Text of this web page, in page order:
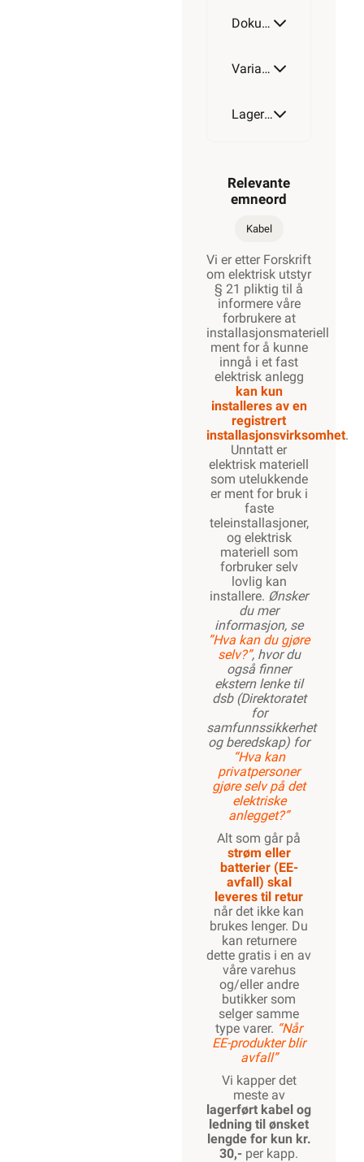
Dokumentasjon
Varianter av artikkel
Lagerstatus
Relevante
emneord
Kabel
Vi er etter Forskrift
om elektrisk utstyr
§ 21 pliktig til å
informere våre
forbrukere at
installasjonsmateriell
ment for å kunne
inngå i et fast
elektrisk anlegg
kan kun
installeres av en
registrert
installasjonsvirksomhet.
Unntatt er
elektrisk materiell
som utelukkende
er ment for bruk i
faste
teleinstallasjoner,
og elektrisk
materiell som
forbruker selv
lovlig kan
installere. Ønsker
du mer
informasjon, se
”Hva kan du gjøre
selv?”, hvor du
også finner
ekstern lenke til
dsb (Direktoratet
for
samfunnssikkerhet
og beredskap) for
“Hva kan
privatpersoner
gjøre selv på det
elektriske
anlegget?”
Alt som går på
strøm eller
batterier (EE-
avfall) skal
leveres til retur
når det ikke kan
brukes lenger. Du
kan returnere
dette gratis i en av
våre varehus
og/eller andre
butikker som
selger samme
type varer. “Når
EE-produkter blir
avfall”
Vi kapper det
meste av
lagerført kabel og
ledning til ønsket
lengde for kun kr.
30,- per kapp.